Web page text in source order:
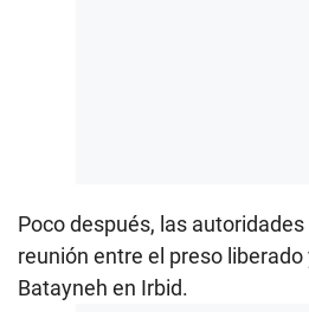
Poco después, las
reunión entre el preso
Batayneh en Irbid.